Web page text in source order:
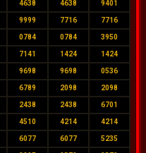
4638 4638 9401
9999 7716 7716
0784 0784 3950
7141 1424 1424
9698 9698 0536
6789 2098 2098
2438 2438 6701
4510 4214 4214
6077 6077 5235